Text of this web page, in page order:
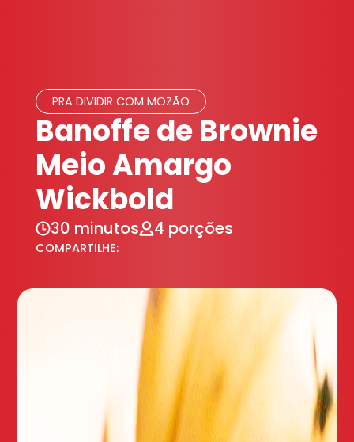
PRA DIVIDIR COM MOZÃO
Banoffe de Brownie
Meio Amargo
Wickbold
30 minutos 4 porções
COMPARTILHE: